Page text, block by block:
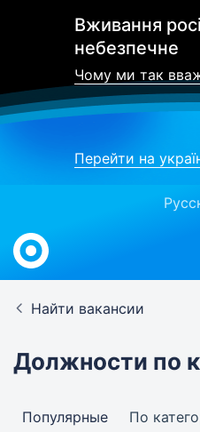
Вживання
небезпечне
Чому ми так
Перейти на
Найти вакансии
Должности по
Популярные По